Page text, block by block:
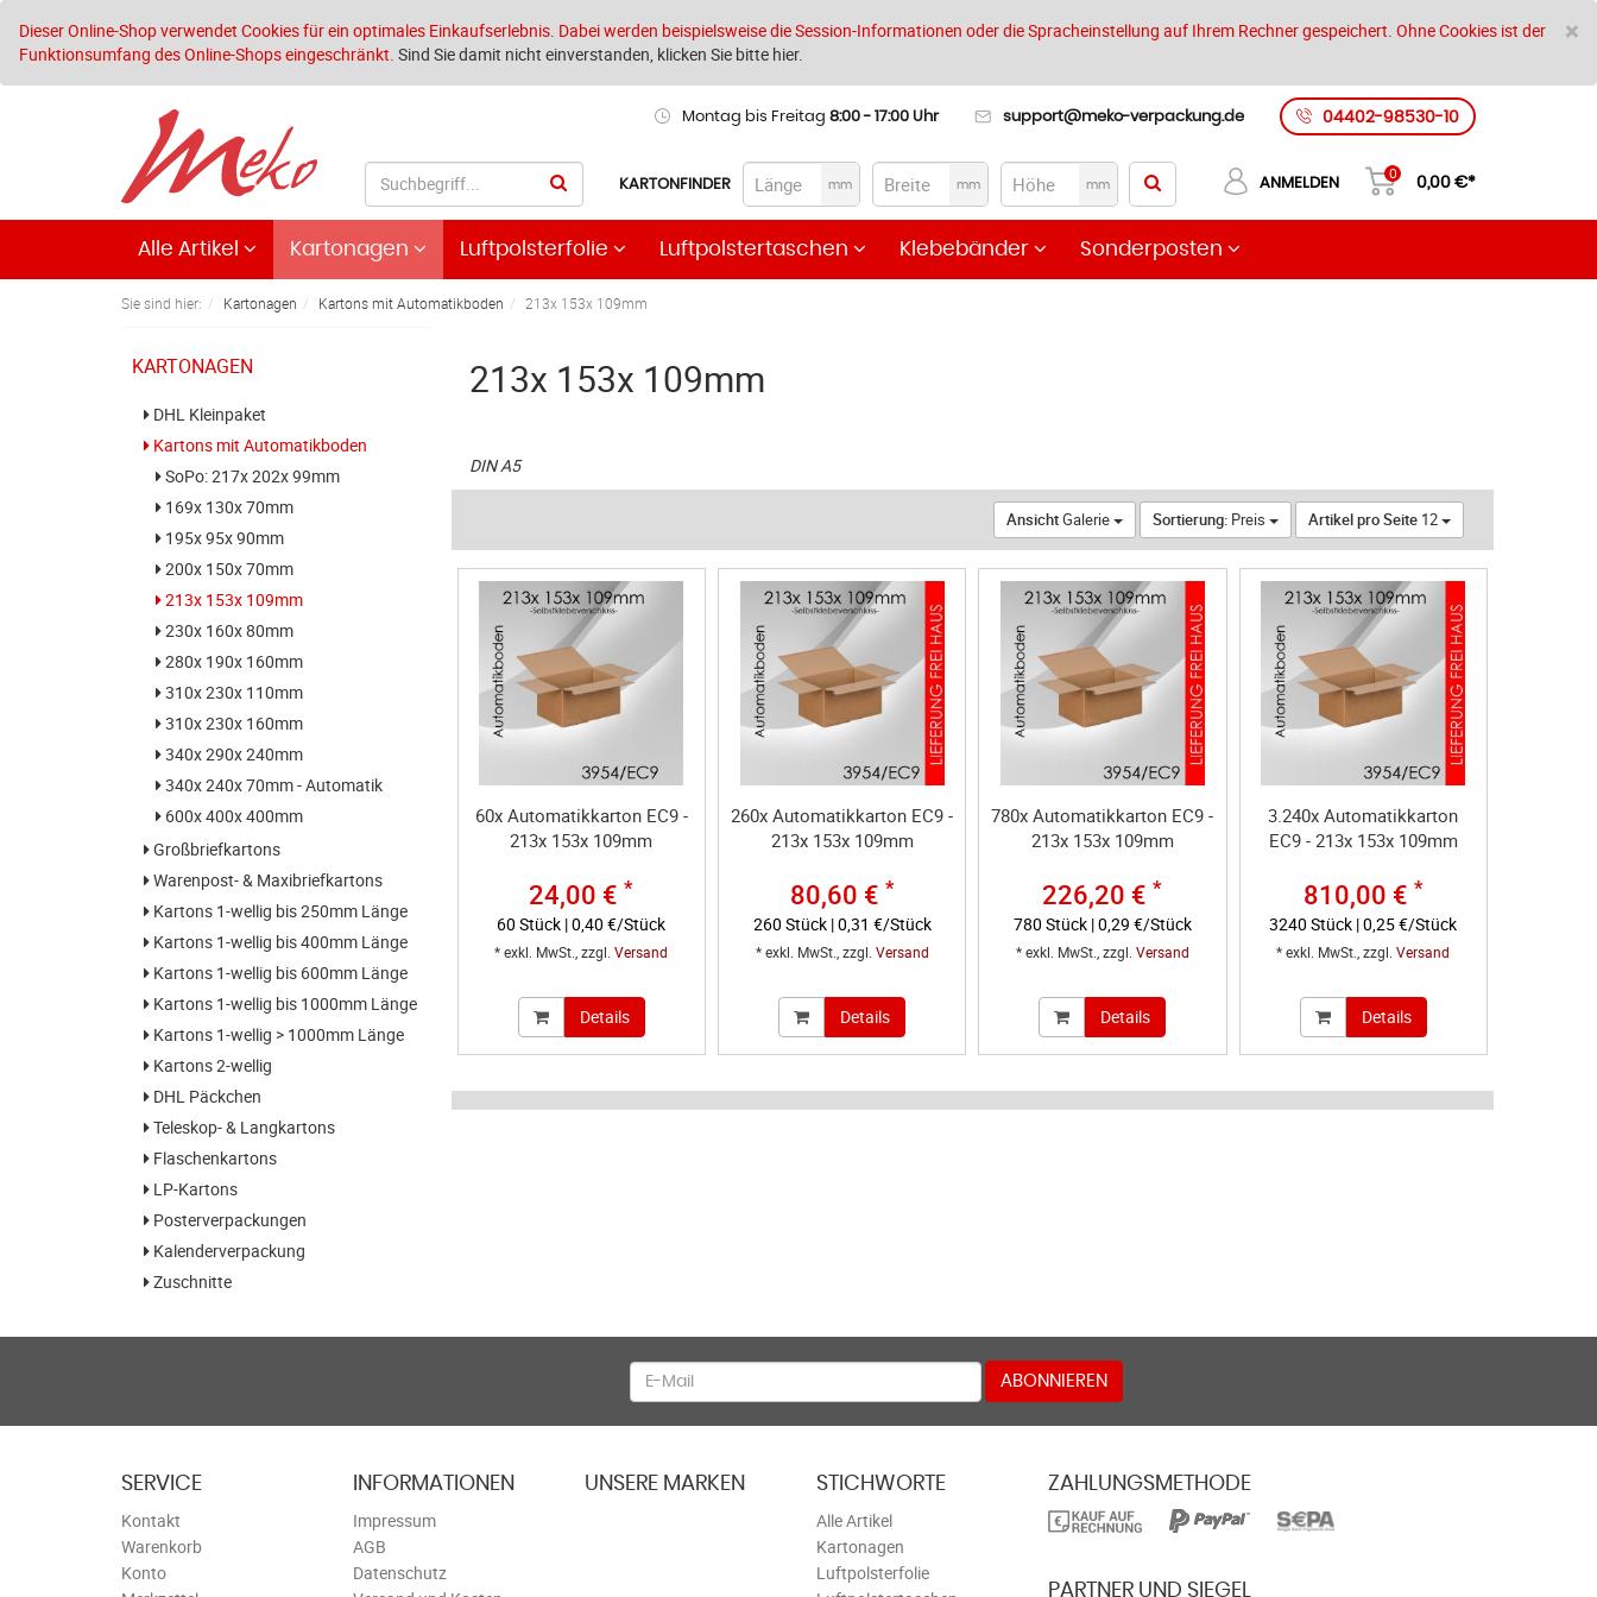
×
Dieser Online-Shop verwendet Cookies für ein optimales Einkaufserlebnis. Dabei werden beispielsweise die Session-Informationen oder die Spracheinstellung auf Ihrem Rechner gespeichert. Ohne Cookies ist der
Funktionsumfang des Online-Shops eingeschränkt. Sind Sie damit nicht einverstanden, klicken Sie bitte hier.
Montag bis Freitag8:00 - 17:00 Uhr support@meko-verpackung.de 04402-98530-10
KARTONFINDER mm mm mm ANMELDEN
0
0,00€*
Alle Artikel Kartonagen Luftpolsterfolie Luftpolstertaschen Klebebänder Sonderposten
Sie sind hier: Kartonagen Kartons mit Automatikboden 213x 153x 109mm
KARTONAGEN
DHL Kleinpaket
Kartons mit Automatikboden
SoPo: 217x 202x 99mm
169x 130x 70mm
195x 95x 90mm
200x 150x 70mm
213x 153x 109mm
230x 160x 80mm
280x 190x 160mm
310x 230x 110mm
310x 230x 160mm
340x 290x 240mm
340x 240x 70mm - Automatik
600x 400x 400mm
Großbriefkartons
Warenpost- & Maxibriefkartons
Kartons 1-wellig bis 250mm Länge
Kartons 1-wellig bis 400mm Länge
Kartons 1-wellig bis 600mm Länge
Kartons 1-wellig bis 1000mm Länge
Kartons 1-wellig > 1000mm Länge
Kartons 2-wellig
DHL Päckchen
Teleskop- & Langkartons
Flaschenkartons
LP-Kartons
Posterverpackungen
Kalenderverpackung
Zuschnitte
213x 153x 109mm
DIN A5
AnsichtGalerie Sortierung: Preis Artikel pro Seite 12
60x Automatikkarton EC9 -
213x 153x 109mm
24,00 €*
60 Stück | 0,40 €/Stück
* exkl. MwSt., zzgl.Versand
Details
260x Automatikkarton EC9 -
213x 153x 109mm
80,60 € *
260 Stück | 0,31 €/Stück
* exkl. MwSt., zzgl. Versand
Details
780x Automatikkarton EC9 -
213x 153x 109mm
226,20 €*
780 Stück | 0,29 €/Stück
* exkl. MwSt., zzgl. Versand
Details
3.240x Automatikkarton
EC9 - 213x 153x 109mm
810,00 € *
3240 Stück | 0,25 €/Stück
* exkl. MwSt., zzgl.Versand
Details
Newsletter
ABONNIEREN
SERVICE
Kontakt
Warenkorb
Konto
INFORMATIONEN
Impressum
AGB
Datenschutz
UNSERE MARKEN STICHWORTE
Alle Artikel
Kartonagen
Luftpolsterfolie
ZAHLUNGSMETHODE
PARTNER UND SIEGEL